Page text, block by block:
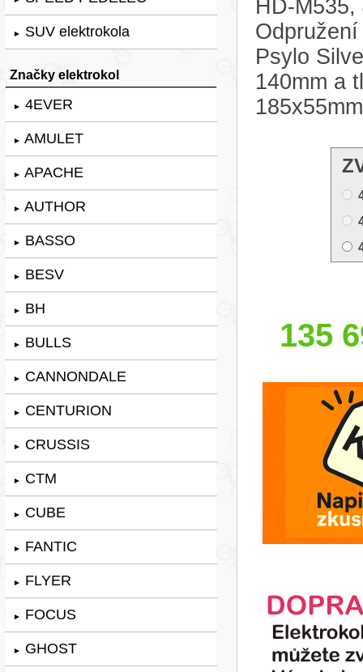
► SUV elektrokola
Značky elektrokol
► 4EVER
► AMULET
► APACHE
► AUTHOR
► BASSO
► BESV
► BH
► BULLS
► CANNONDALE
► CENTURION
► CRUSSIS
► CTM
► CUBE
► FANTIC
► FLYER
► FOCUS
► GHOST
HD-
Psylo
140mm a
135